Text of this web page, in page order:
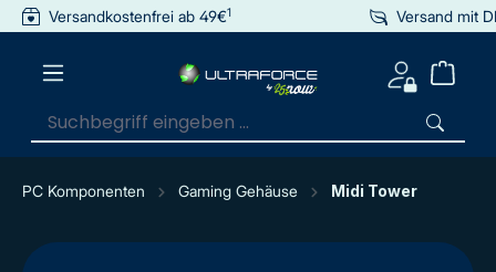
springen
Versandkostenfrei ab 49€1 Versand mit
PC Komponenten Gaming Gehäuse Midi Tower